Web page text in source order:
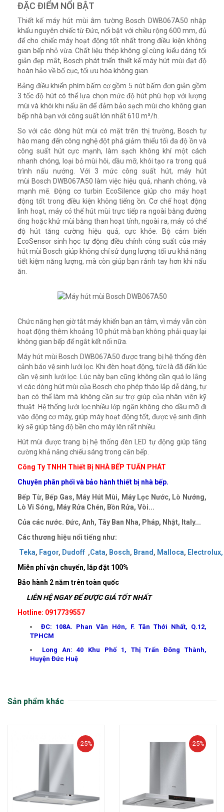
ĐẶC ĐIỂM NỔI BẬT
Thiết kế máy hút mùi âm tường Bosch DWB067A50 nhập
khẩu nguyên chiếc từ Đức, nổi bật với chiều rộng 600 mm, đủ
để cho chiếc máy hoạt động tốt nhất trong điều kiện không
gian bếp nhỏ vừa. Chất liệu thép không gỉ cùng kiểu dáng tối
giản đẹp mắt, Bosch phát triển thiết kế máy hút mùi đạt độ
hoàn hảo về bố cục, tối ưu hóa không gian.
Bảng điều khiển phím bấm cơ gồm 5 nút bấm đơn giản gồm
3 tốc độ hút có thể lựa chọn mức độ hút phù hợp với lượng
mùi và khói khi nấu ăn để đảm bảo sạch mùi cho không gian
bếp nhà bạn với công suất lớn nhất 610 m³/h.
So với các dòng hút mùi có mặt trên thị trường, Bosch tự
hào mang đến công nghệ đột phá giảm thiểu tối đa độ ồn và
công suất hút cực mạnh, làm sạch không khí một cách
nhanh chóng, loại bỏ mùi hôi, dầu mỡ, khói tạo ra trong quá
trình nấu nướng. Với 3 mức công suất hút, máy hút
mùi Bosch DWB067A50 làm việc hiệu quả, nhanh chóng, và
mạnh mẽ. Động cơ turbin EcoSilence giúp cho máy hoạt
động tốt trong điều kiện không tiếng ồn. Cơ chế hoạt động
linh hoạt, máy có thể hút mùi trực tiếp ra ngoài bằng đường
ống hoặc khử mùi bằng than hoạt tính, ngoài ra, máy có chế
độ hút tăng cường hiệu quả, cực khỏe. Bộ cảm biến
EcoSensor sinh học tự động điều chỉnh công suất của máy
hút mùi Bosch giúp không chỉ sử dụng lượng tối ưu khả năng
tiết kiệm năng lượng, mà còn giúp bạn rảnh tay hơn khi nấu
ăn.
Chức năng hẹn giờ tắt máy khiến bạn an tâm, vì máy vẫn còn
hoạt động thêm khoảng 10 phút mà bạn không phải quay lại
không gian bếp để ngắt kết nối nữa.
Máy hút mùi Bosch DWB067A50 được trang bị hệ thống đèn
cảnh báo vệ sinh lưới lọc. Khi đèn hoạt động, tức là đã đến lúc
cần vệ sinh lưới lọc. Lúc này bạn cũng không cần quá lo lắng
vì các dòng hút mùi của Bosch cho phép tháo lắp dễ dàng, tự
bạn có thể làm mà không cần sự trợ giúp của nhân viên kỹ
thuật. Hệ thống lưới lọc nhiều lớp ngăn không cho dầu mỡ đi
vào động cơ máy, giúp máy hoạt động tốt, được vệ sinh định
kỳ sẽ giúp tăng độ bền cho máy lên rất nhiều.
Hút mùi được trang bị hệ thống đèn LED tự động giúp tăng
cường khả năng chiếu sáng trong căn bếp.
Công Ty TNHH Thiết Bị NHÀ BẾP TUẤN PHÁT
Chuyên phân phối và bảo hành thiết bị nhà bếp.
Bếp Từ, Bếp Gas, Máy Hút Mùi, Máy Lọc Nước, Lò Nướng,
Lò Vi Sóng, Máy Rửa Chén, Bồn Rửa, Vòi...
Của các nước. Đức, Anh, Tây Ban Nha, Pháp, Nhật, Italy...
Các thương hiệu nổi tiếng như:
Teka, Fagor, Dudoff ,Cata, Bosch, Brand , Malloca, Electrolux,
Miễn phí vận chuyển, lắp đặt 100%
Bảo hành 2 năm trên toàn quốc
LIÊN HỆ NGAY ĐỂ ĐƯỢC GIÁ TỐT NHẤT
Hotline: 0917739557
ĐC: 108A. Phan Văn Hớn, F. Tân Thới Nhất, Q.12,
TPHCM
Long An: 40 Khu Phố 1, Thị Trấn Đông Thành,
Huyện Đức Huệ
Sản phẩm khác
-25% -25%